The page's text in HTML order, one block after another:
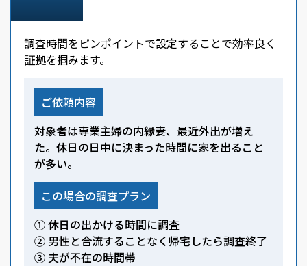
調査時間をピンポイントで設定することで効率良く
証拠を掴みます。
ご依頼内容
対象者は専業主婦の内縁妻、最近外出が増え
た。休日の日中に決まった時間に家を出ること
が多い。
この場合の調査プラン
① 休日の出かける時間に調査
② 男性と合流することなく帰宅したら調査終了
③ 夫が不在の時間帯